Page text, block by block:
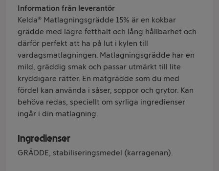
Information från leverantör
Kelda® Matlagningsgrädde 15% är en kokbar
grädde med lägre fetthalt och lång hållbarhet och
därför perfekt att ha på lut i kylen till
vardagsmatlagningen. Matlagningsgrädde har en
mild, gräddig smak och passar utmärkt till lite
kryddigare rätter. En matgrädde som du med
fördel kan använda i såser, soppor och grytor. Kan
behöva redas, speciellt om syrliga ingredienser
ingår i din matlagning.
Ingredienser
GRÄDDE, stabiliseringsmedel (karragenan).